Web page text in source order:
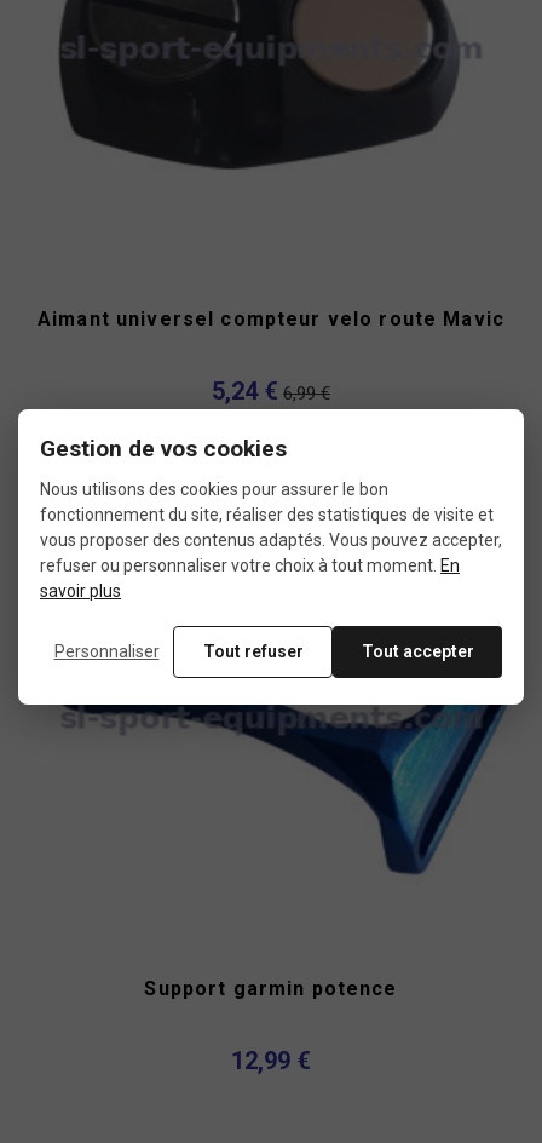
Aimant universel compteur velo route Mavic
5,24 € 6,99 €
Occasion
Support garmin potence
12,99 €
Gestion de vos cookies
Nous utilisons des cookies pour assurer le bon
fonctionnement du site, réaliser des statistiques de visite et
vous proposer des contenus adaptés. Vous pouvez accepter,
refuser ou personnaliser votre choix à tout moment. En
savoir plus
Personnaliser Tout refuser Tout accepter